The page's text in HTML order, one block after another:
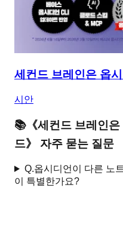
세컨드 브레인은 옵
시안
📚 《세컨드 브레인
드》 자주 묻는 질문
Q.옵시디언이 다른 노
이 특별한가요?